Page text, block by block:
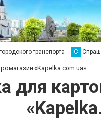
транспорта С
«Kapelka.com.ua»
для